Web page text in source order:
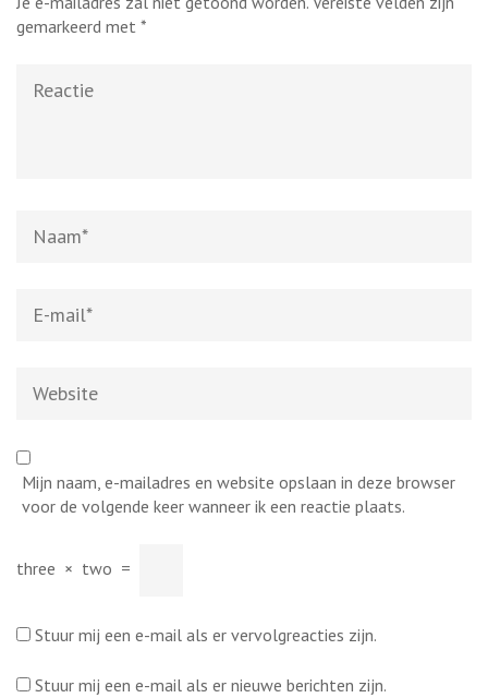
gemarkeerd met *
mail*
Mijn naam, e-mailadres en website opslaan in deze browser
voor de volgende keer wanneer ik een reactie plaats.
three × two =
Stuur mij een e-mail als er vervolgreacties zijn.
Stuur mij een e-mail als er nieuwe berichten zijn.